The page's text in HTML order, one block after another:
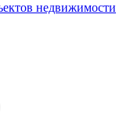
недвижимости